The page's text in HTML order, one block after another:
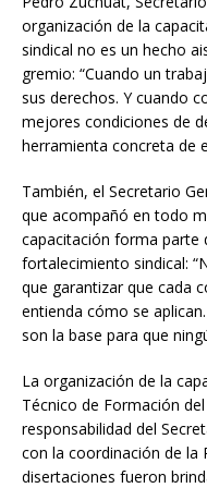
organización de la
sindical no es un hecho
gremio: “Cuando un
sus derechos. Y cuando
mejores condiciones de
herramienta concreta de
También, el Secretario
que acompañó en todo
capacitación forma parte
fortalecimiento sindical:
que garantizar que cada
entienda cómo se
son la base para que
La organización de la
Técnico de Formación
responsabilidad del
con la coordinación de la
disertaciones fueron